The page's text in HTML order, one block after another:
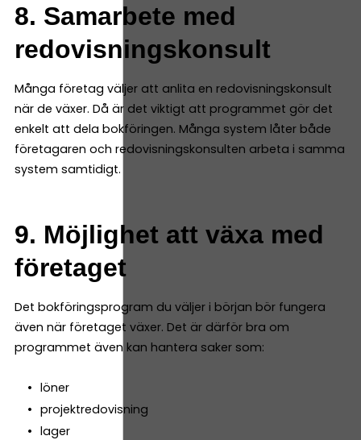
8. Samarbete med
redovisningskonsult
Många företag väljer att anlita en redovisningskonsult
när de växer. Då är det viktigt att programmet gör det
enkelt att dela bokföringen. Många system låter både
företagaren och redovisningskonsulten arbeta i samma
system samtidigt.
9. Möjlighet att växa med
företaget
Det bokföringsprogram du väljer i början bör fungera
även när företaget växer. Det är därför bra om
programmet även kan hantera saker som:
löner
projektredovisning
lager